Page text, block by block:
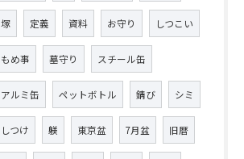
塚 定義 資料 お守り しつこい
もめ事 墓守り スチール缶
アルミ缶 ペットボトル 錆び シミ
しつけ 躾 東京盆 7月盆 旧暦